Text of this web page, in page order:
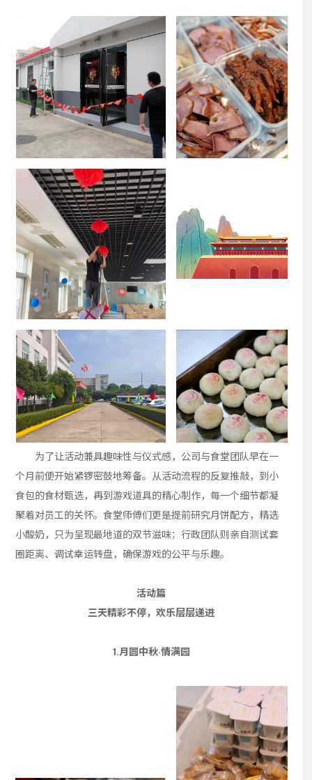
为了让活动兼具趣味性与仪式感，公司与食堂团队早在一
个月前便开始紧锣密鼓地筹备。从活动流程的反复推敲，到小
食包的食材甄选，再到游戏道具的精心制作，每一个细节都凝
聚着对员工的关怀。食堂师傅们更是提前研究月饼配方，精选
小酸奶，只为呈现最地道的双节滋味；行政团队则亲自测试套
圈距离、调试幸运转盘，确保游戏的公平与乐趣。
活动篇
三天精彩不停，欢乐层层递进
1.月圆中秋·情满园